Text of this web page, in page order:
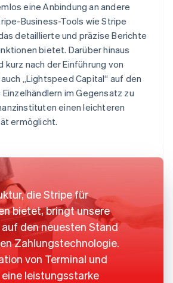
eine Anbindung an andere
Business-Tools wie Stripe
detaillierte und präzise Berichte
bietet. Darüber hinaus
nach der Einführung von
„Lightspeed Capital“ auf den
im Gegensatz zu
einen leichteren
ermöglicht.
die Stripe für
bietet, bringt unsere
den neuesten Stand
Zahlungstechnologie.
von Terminal und
leistungsstarke